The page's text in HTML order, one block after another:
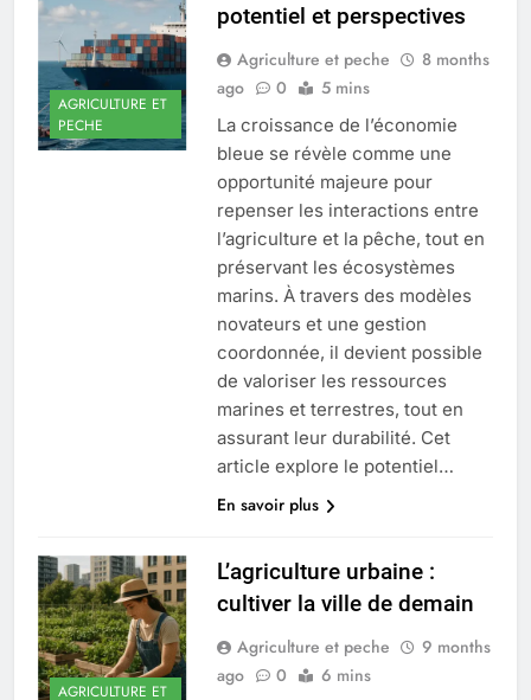
AGRICULTURE ET
PECHE
potentiel et perspectives
Agriculture et peche
8 months
ago
0 5 mins
La croissance de l’économie
bleue se révèle comme une
opportunité majeure pour
repenser les interactions entre
l’agriculture et la pêche, tout en
préservant les écosystèmes
marins. À travers des modèles
novateurs et une gestion
coordonnée, il devient possible
de valoriser les ressources
marines et terrestres, tout en
assurant leur durabilité. Cet
article explore le potentiel…
En savoir plus
AGRICULTURE ET
L’agriculture urbaine :
cultiver la ville de demain
Agriculture et peche
9 months
ago
0 6 mins